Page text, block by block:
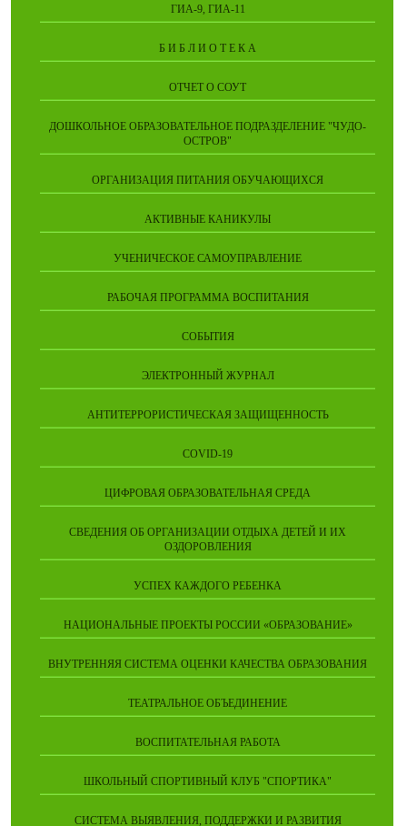
ГИА-9, ГИА-11
Б И Б Л И О Т Е К А
ОТЧЕТ О СОУТ
ДОШКОЛЬНОЕ ОБРАЗОВАТЕЛЬНОЕ ПОДРАЗДЕЛЕНИЕ "ЧУДО-
ОСТРОВ"
ОРГАНИЗАЦИЯ ПИТАНИЯ ОБУЧАЮЩИХСЯ
АКТИВНЫЕ КАНИКУЛЫ
УЧЕНИЧЕСКОЕ САМОУПРАВЛЕНИЕ
РАБОЧАЯ ПРОГРАММА ВОСПИТАНИЯ
СОБЫТИЯ
ЭЛЕКТРОННЫЙ ЖУРНАЛ
АНТИТЕРРОРИСТИЧЕСКАЯ ЗАЩИЩЕННОСТЬ
COVID-19
ЦИФРОВАЯ ОБРАЗОВАТЕЛЬНАЯ СРЕДА
СВЕДЕНИЯ ОБ ОРГАНИЗАЦИИ ОТДЫХА ДЕТЕЙ И ИХ
ОЗДОРОВЛЕНИЯ
УСПЕХ КАЖДОГО РЕБЕНКА
НАЦИОНАЛЬНЫЕ ПРОЕКТЫ РОССИИ «ОБРАЗОВАНИЕ»
ВНУТРЕННЯЯ СИСТЕМА ОЦЕНКИ КАЧЕСТВА ОБРАЗОВАНИЯ
ТЕАТРАЛЬНОЕ ОБЪЕДИНЕНИЕ
ВОСПИТАТЕЛЬНАЯ РАБОТА
ШКОЛЬНЫЙ СПОРТИВНЫЙ КЛУБ "СПОРТИКА"
СИСТЕМА ВЫЯВЛЕНИЯ, ПОДДЕРЖКИ И РАЗВИТИЯ